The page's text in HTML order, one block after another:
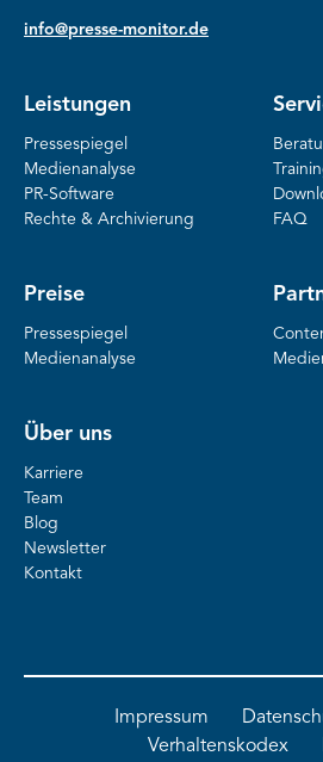
info@presse-monitor.de
Leistungen
Pressespiegel
Medienanalyse
PR-Software
Rechte & Archivierung
FAQ
Preise
Pressespiegel
Medienanalyse
Über uns
Karriere
Team
Blog
Newsletter
Kontakt
Impressum
Verhaltenskodex